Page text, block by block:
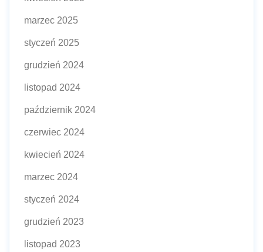
marzec 2025
styczeń 2025
grudzień 2024
listopad 2024
październik 2024
czerwiec 2024
kwiecień 2024
marzec 2024
styczeń 2024
grudzień 2023
listopad 2023